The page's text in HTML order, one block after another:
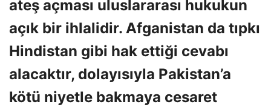
ateş açması uluslararası hukukun
açık bir ihlalidir. Afganistan da tıpkı
Hindistan gibi hak ettiği cevabı
alacaktır, dolayısıyla Pakistan’a
kötü niyetle bakmaya cesaret